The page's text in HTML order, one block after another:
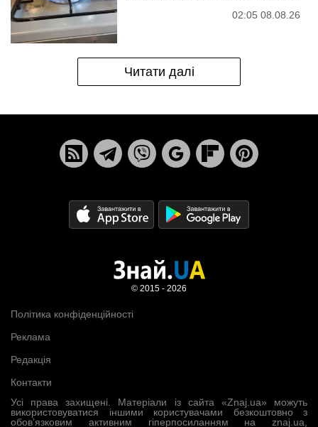
02:05 08.08.26
Читати далі
Усі права захищені. Матеріали із сайта «Znaj.ua» можуть
використовуватися іншими користувачами безкоштовно з
обов’язковим активним гіперпосиланням на znaj.ua,
Політика конфіденційності
Реклама
Редакція
Контакти
© 2015 - 2026